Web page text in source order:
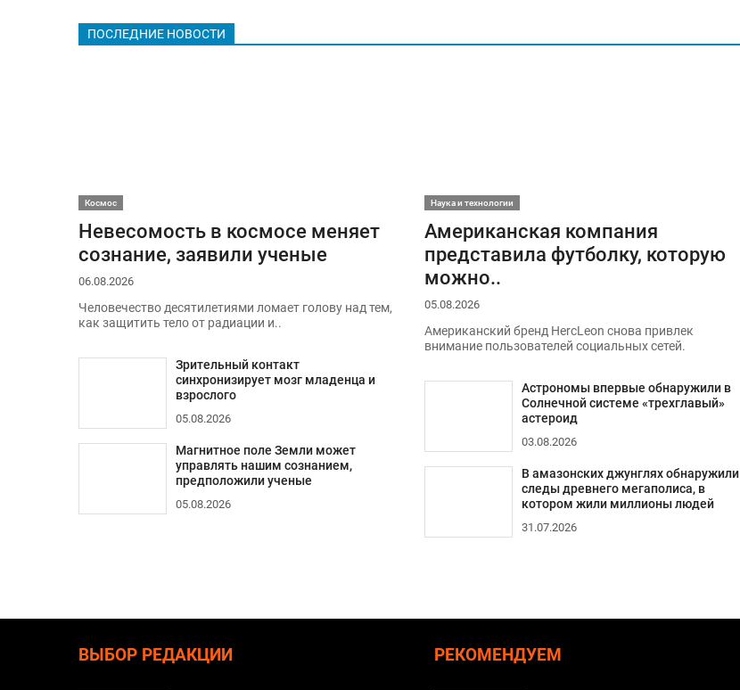
ПОСЛЕДНИЕ НОВОСТИ
Космос
Невесомость в космосе меняет
сознание, заявили ученые
06.08.2026
Человечество десятилетиями ломает голову над тем,
как защитить тело от радиации и..
Зрительный контакт
синхронизирует мозг младенца и
взрослого
05.08.2026
Магнитное поле Земли может
управлять нашим сознанием,
предположили ученые
05.08.2026
Наука и технологии
Американская компания
представила футболку, которую
можно..
05.08.2026
Американский бренд HercLeon снова привлек
внимание пользователей социальных сетей.
Астрономы впервые обнаружили в
Солнечной системе «трехглавый»
астероид
03.08.2026
В амазонских джунглях обнаружили
следы древнего мегаполиса, в
котором жили миллионы людей
31.07.2026
ВЫБОР РЕДАКЦИИ РЕКОМЕНДУЕМ